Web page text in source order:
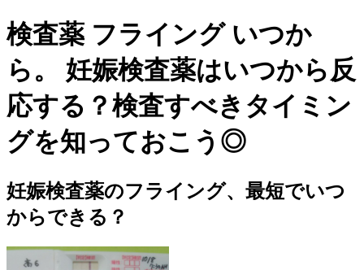
検査薬 フライング いつか
ら。 妊娠検査薬はいつから反
応する？検査すべきタイミン
グを知っておこう◎
妊娠検査薬のフライング、最短でいつ
からできる？